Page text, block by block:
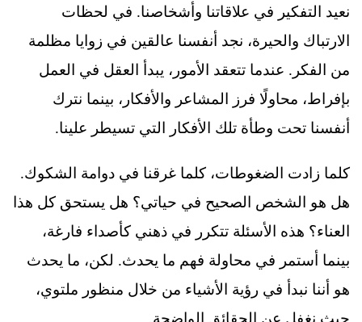
نعيد التفكير في علاقاتنا وأشخاصنا. في لحظات
الارتباك والحيرة، نجد أنفسنا عالقين في زوايا مظلمة
من الفكر. عندما تتعقد الأمور، يبدأ العقل في العمل
بإفراط، محاولًا فرز المشاعر والأفكار، بينما نترك
أنفسنا تحت وطأة تلك الأفكار التي تسيطر علينا.
كلما زادت الضغوطات، كلما غرقنا في دوامة الشكوك.
هل هو الشخص الصحيح في حياتي؟ هل يستحق كل هذا
العناء؟ هذه الأسئلة تتكرر في ذهني كأصداء فارغة،
بينما أستمر في محاولة فهم ما يحدث. لكن، ما يحدث
هو أننا نبدأ في رؤية الأشياء من خلال منظور ملتوي،
حيث نغفل عن الحقائق الواضحة.